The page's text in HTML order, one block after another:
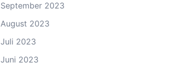
September 2023
August 2023
Juli 2023
Juni 2023